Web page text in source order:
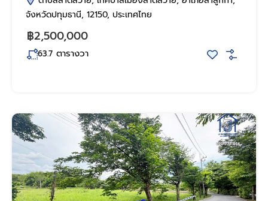
จังหวัดปทุมธานี, 12150, ประเทศไทย
฿2,500,000
63.7 ตารางวา